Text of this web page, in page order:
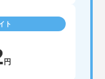
ト
円